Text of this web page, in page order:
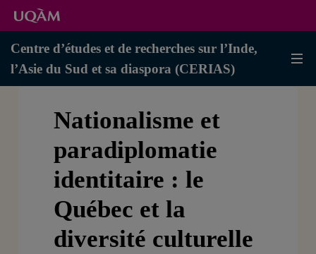
Centre d’études et de recherches sur l’Inde,
l’Asie du Sud et sa diaspora (CERIAS)
Nationalisme et
paradiplomatie
identitaire : le
Québec et la
diversité culturelle